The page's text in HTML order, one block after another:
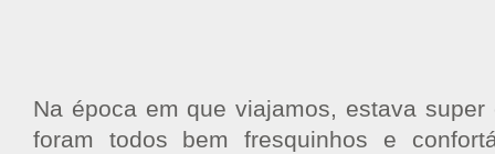
Na época em que viajamos, estava
foram todos bem fresquinhos e